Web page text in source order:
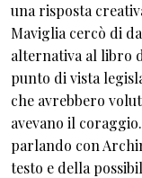
una risposta
Maviglia cercò di
alternativa al libro
punto di vista
che avrebbero
avevano il
parlando con
testo e della